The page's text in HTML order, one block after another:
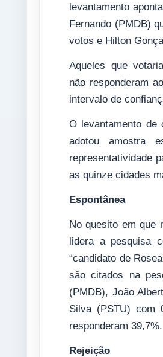
levantamento
Fernando (PMDB)
votos e Hilton
Aqueles que
não responderam
intervalo de
O levantamento de
adotou amostra
representatividade
as quinze cidades
Espontânea
No quesito em que
lidera a pesquisa
“candidato de
são citados na
(PMDB), João
Silva (PSTU) com
responderam 39,7%.
Rejeição